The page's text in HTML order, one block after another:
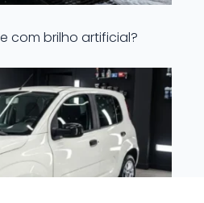
com brilho artificial?